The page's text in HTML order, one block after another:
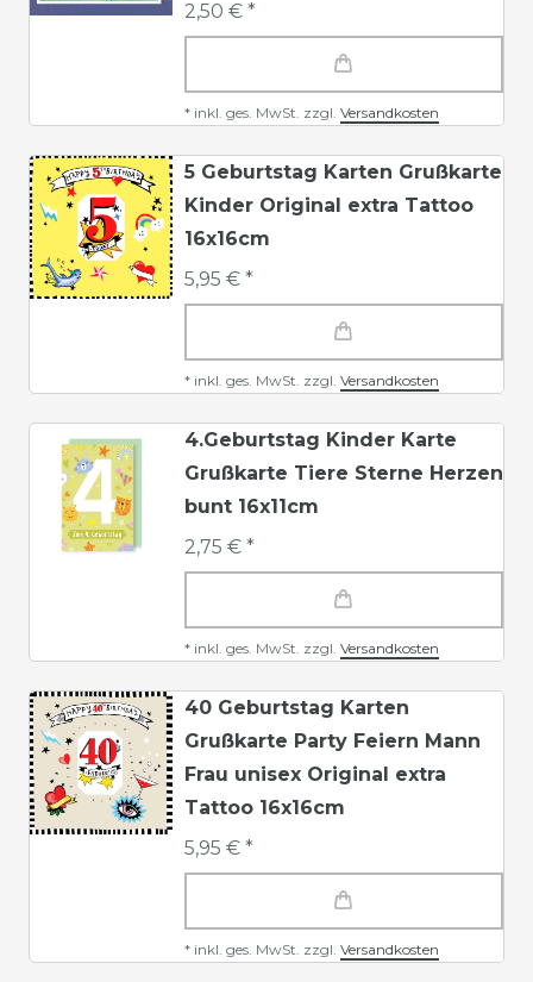
2,50 € *
* inkl. ges. MwSt. zzgl. Versandkosten
5 Geburtstag Karten Grußkarte
Kinder Original extra Tattoo
16x16cm
5,95 € *
* inkl. ges. MwSt. zzgl. Versandkosten
4.Geburtstag Kinder Karte
Grußkarte Tiere Sterne Herzen
bunt 16x11cm
2,75 € *
* inkl. ges. MwSt. zzgl. Versandkosten
40 Geburtstag Karten
Grußkarte Party Feiern Mann
Frau unisex Original extra
Tattoo 16x16cm
5,95 € *
* inkl. ges. MwSt. zzgl. Versandkosten